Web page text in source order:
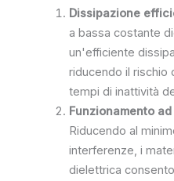
Dissipazione
a bassa costante
un'efficiente
riducendo il rischio
tempi di inattività
Funzionamento
Riducendo al
interferenze, i
dielettrica